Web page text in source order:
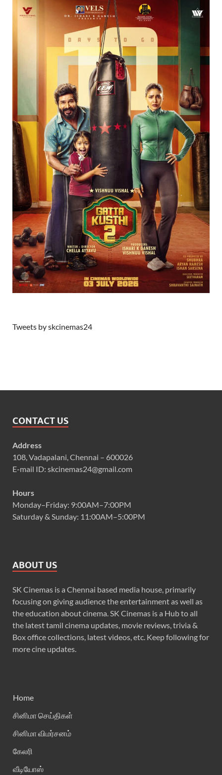
Tweets by skcinemas24
CONTACT US
Address
108, Vadapalani, Chennai – 600026
E-mail ID: skcinemas24@gmail.com
Hours
Monday–Friday: 9:00AM–7:00PM
Saturday & Sunday: 11:00AM–5:00PM
ABOUT US
SK Cinemas is a Chennai based media house, primarily
focusing on giving audience the entertainment as well as
the education about cinema. SK Cinemas is a Hub to all
the latest tamil cinema updates, movie reviews, trivia &
Box office collections, latest videos, etc. Keep following for
more cine updates.
Home
சினிமா செய்திகள்
சினிமா விமர்சனம்
கேலரி
வீடியோஸ்